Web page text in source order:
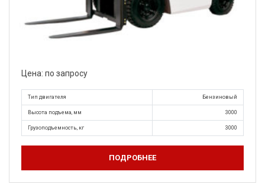
Цена: по запросу
Тип двигателя Бензиновый
Высота подъема, мм 3000
Грузоподъемность, кг 3000
ПОДРОБНЕЕ